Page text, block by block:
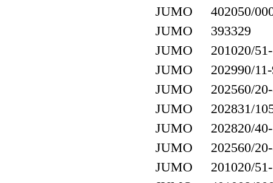
JUMO 402050/
JUMO 393329
JUMO 201020/51-
JUMO 202990/11-
JUMO 202560/20-
JUMO 202831/
JUMO 202820/40-
JUMO 202560/20-
JUMO 201020/51-